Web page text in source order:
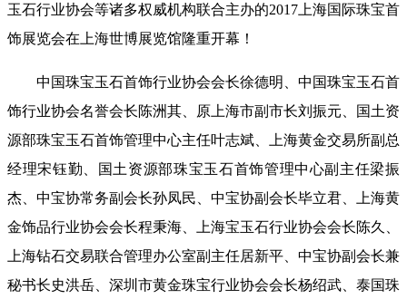
玉石行业协会等诸多权威机构联合主办的2017上海国际珠宝首
饰展览会在上海世博展览馆隆重开幕！
中国珠宝玉石首饰行业协会会长徐德明、中国珠宝玉石首
饰行业协会名誉会长陈洲其、原上海市副市长刘振元、国土资
源部珠宝玉石首饰管理中心主任叶志斌、上海黄金交易所副总
经理宋钰勤、国土资源部珠宝玉石首饰管理中心副主任梁振
杰、中宝协常务副会长孙凤民、中宝协副会长毕立君、上海黄
金饰品行业协会会长程秉海、上海宝玉石行业协会会长陈久、
上海钻石交易联合管理办公室副主任居新平、中宝协副会长兼
秘书长史洪岳、深圳市黄金珠宝行业协会会长杨绍武、泰国珠